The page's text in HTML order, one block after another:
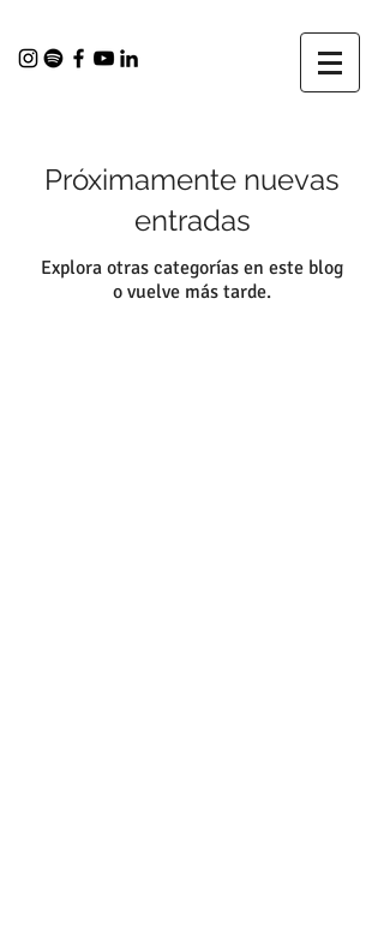
Próximamente nuevas
entradas
Explora otras categorías en este blog
o vuelve más tarde.